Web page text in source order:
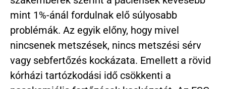
mint 1%-ánál fordulnak elő súlyosabb
problémák. Az egyik előny, hogy mivel
nincsenek metszések, nincs metszési sérv
vagy sebfertőzés kockázata. Emellett a rövid
kórházi tartózkodási idő csökkenti a